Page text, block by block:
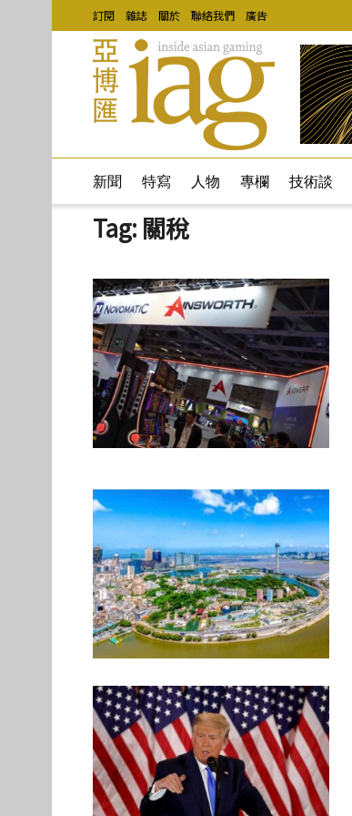
訂閱 雜誌 關於 聯絡我們 廣告
新聞 特寫 人物 專欄 技術談
Tag: 關稅